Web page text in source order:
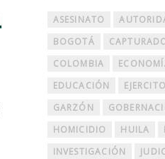
ASESINATO
BOGOTÁ
COLOMBIA
EDUCACIÓN
GARZÓN
HOMICIDIO
HUILA
INVESTIGACIÓN